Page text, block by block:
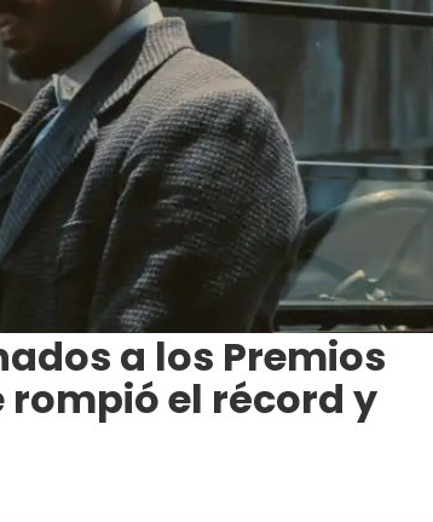
a los Premios
rompió el récord y